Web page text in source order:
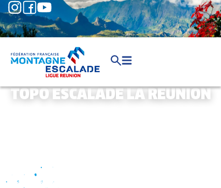
TOPO ESCALADE LA REUNION